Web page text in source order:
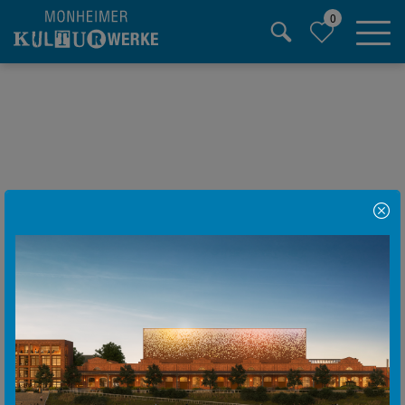
Hauptregion der Seite anspringen
0